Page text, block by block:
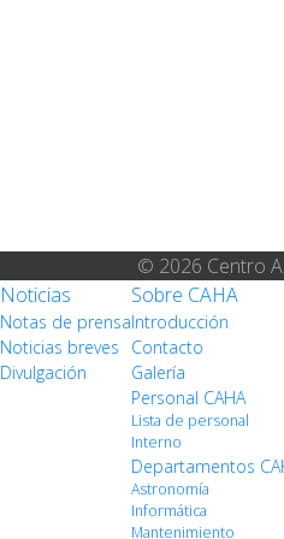
© 2026 Centro
Noticias
Notas de prensa
Noticias breves
Divulgación
Sobre CAHA
Introducción
Contacto
Galería
Personal CAHA
Lista de personal
Interno
Departamentos
Astronomía
Informática
Mantenimiento